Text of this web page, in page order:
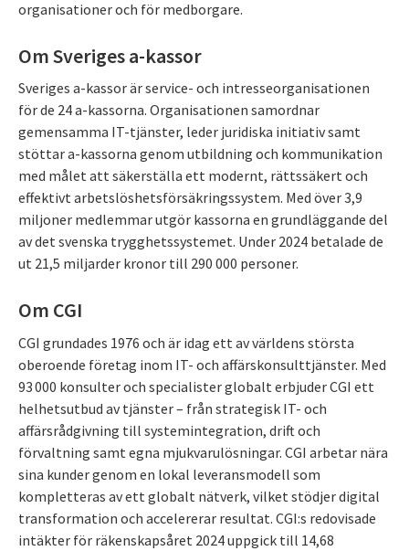
organisationer och för medborgare.
Om Sveriges a-kassor
Sveriges a-kassor är service- och intresseorganisationen
för de 24 a-kassorna. Organisationen samordnar
gemensamma IT-tjänster, leder juridiska initiativ samt
stöttar a-kassorna genom utbildning och kommunikation
med målet att säkerställa ett modernt, rättssäkert och
effektivt arbetslöshetsförsäkringssystem. Med över 3,9
miljoner medlemmar utgör kassorna en grundläggande del
av det svenska trygghetssystemet. Under 2024 betalade de
ut 21,5 miljarder kronor till 290 000 personer.
Om CGI
CGI grundades 1976 och är idag ett av världens största
oberoende företag inom IT- och affärskonsulttjänster. Med
93 000 konsulter och specialister globalt erbjuder CGI ett
helhetsutbud av tjänster – från strategisk IT- och
affärsrådgivning till systemintegration, drift och
förvaltning samt egna mjukvarulösningar. CGI arbetar nära
sina kunder genom en lokal leveransmodell som
kompletteras av ett globalt nätverk, vilket stödjer digital
transformation och accelererar resultat. CGI:s redovisade
intäkter för räkenskapsåret 2024 uppgick till 14,68